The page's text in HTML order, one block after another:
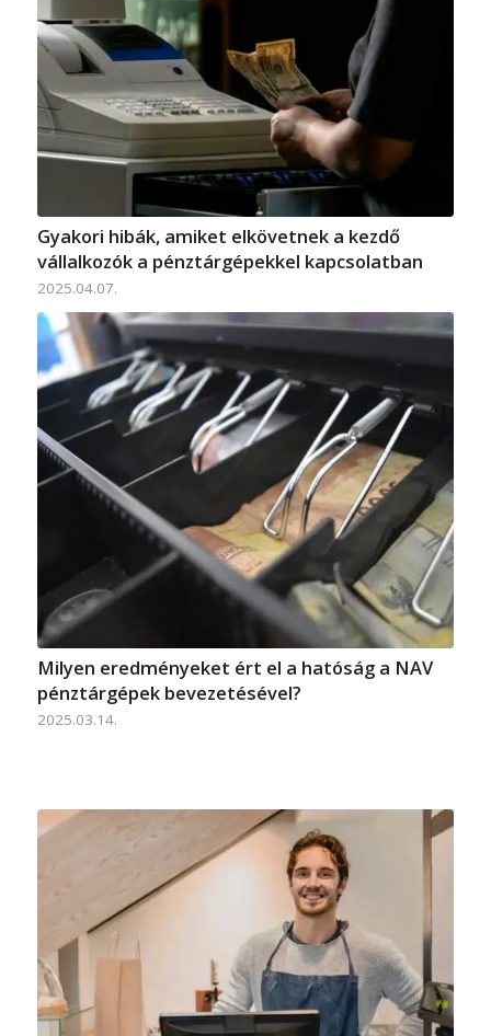
Gyakori hibák, amiket elkövetnek a kezdő
vállalkozók a pénztárgépekkel kapcsolatban
2025.04.07.
Milyen eredményeket ért el a hatóság a NAV
pénztárgépek bevezetésével?
2025.03.14.